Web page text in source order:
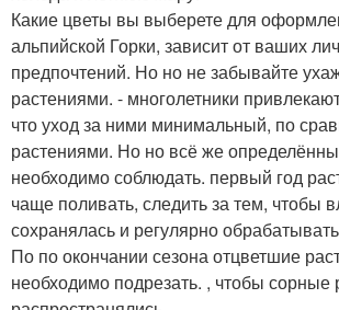
Какие цветы вы выберете для
альпийской Горки, зависит от ваших
предпочтений. Но но не забывайте
растениями. - многолетники
что уход за ними минимальный, по
растениями. Но но всё же
необходимо соблюдать. первый год
чаще поливать, следить за тем, чтобы
сохранялась и регулярно
По по окончании сезона отцветшие
необходимо подрезать. , чтобы сорные